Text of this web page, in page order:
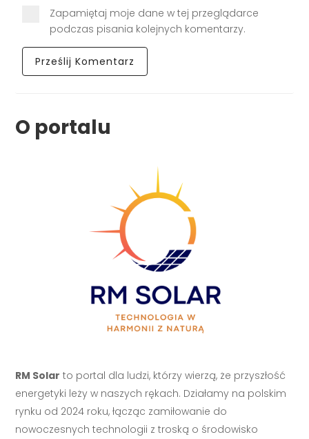
Zapamiętaj moje dane w tej przeglądarce
podczas pisania kolejnych komentarzy.
O portalu
RM Solar to portal dla ludzi, którzy wierzą, że przyszłość
energetyki leży w naszych rękach. Działamy na polskim
rynku od 2024 roku, łącząc zamiłowanie do
nowoczesnych technologii z troską o środowisko